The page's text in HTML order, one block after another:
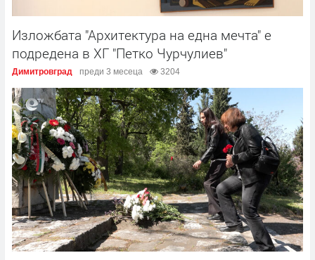
Изложбата "Архитектура на една мечта" е
подредена в ХГ "Петко Чурчулиев"
Димитровград преди 3 месеца 3204